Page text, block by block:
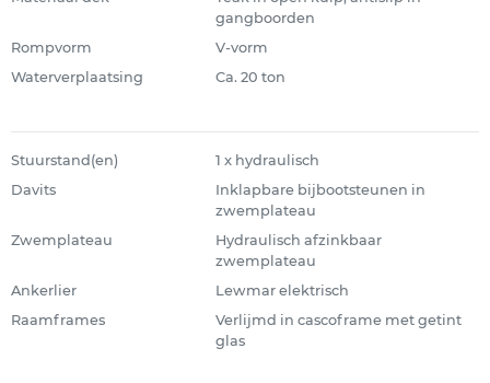
gangboorden
Rompvorm
V-vorm
Waterverplaatsing
Ca. 20 ton
Stuurstand(en)
1 x hydraulisch
Davits
Inklapbare bijbootsteunen in
zwemplateau
Zwemplateau
Hydraulisch afzinkbaar
zwemplateau
Ankerlier
Lewmar elektrisch
Raamframes
Verlijmd in cascoframe met getint
glas